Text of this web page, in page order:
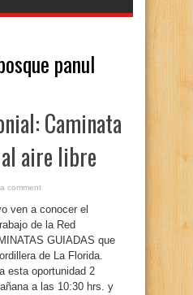
panul
Caminata
aire libre
comment
ven a conocer el
de la Red
GUIADAS que
de La Florida.
esta oportunidad 2
a las 10:30 hrs. y